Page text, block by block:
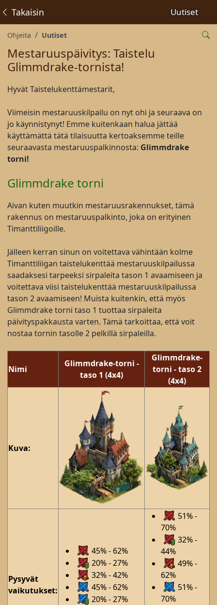
Uutiset
Takaisin
Ohjeita Uutiset
Mestaruuspäivitys: Taistelu
Glimmdrake-tornista!
Hyvät Taistelukenttämestarit,
Viimeisin mestaruuskilpailu on nyt ohi ja seuraava on
jo käynnistynyt! Emme kuitenkaan halua jättää
käyttämättä tätä tilaisuutta kertoaksemme teille
seuraavasta mestaruuspalkinnosta: Glimmdrake
torni!
Glimmdrake torni
Aivan kuten muutkin mestaruusrakennukset, tämä
rakennus on mestaruuspalkinto, joka on erityinen
Timanttiliigoille.
Jälleen kerran sinun on voitettava vähintään kolme
Timanttiliigan taistelukenttää mestaruuskilpailussa
saadaksesi tarpeeksi sirpaleita tason 1 avaamiseen ja
voitettava viisi taistelukenttää mestaruuskilpailussa
tason 2 avaamiseen! Muista kuitenkin, että myös
Glimmdrake torni taso 1 tuottaa sirpaleita
päivityspakkausta varten. Tämä tarkoittaa, että voit
nostaa tornin tasolle 2 pelkillä sirpaleilla.
Nimi
Glimmdrake-torni -
taso 1 (4x4)
Glimmdrake-
torni - taso 2
(4x4)
Kuva:
Pysyvät
vaikutukset:
45% - 62%
20% - 27%
32% - 42%
45% - 62%
20% - 27%
51% -
70%
32% -
44%
49% -
62%
51% -
70%